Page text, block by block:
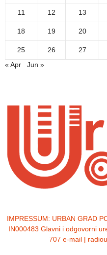
11 12 13
18 19 20
25 26 27
« Apr
Jun »
IMPRESSUM: URBAN GRAD
IN000483 Glavni i odgovorni
707 e-mail |